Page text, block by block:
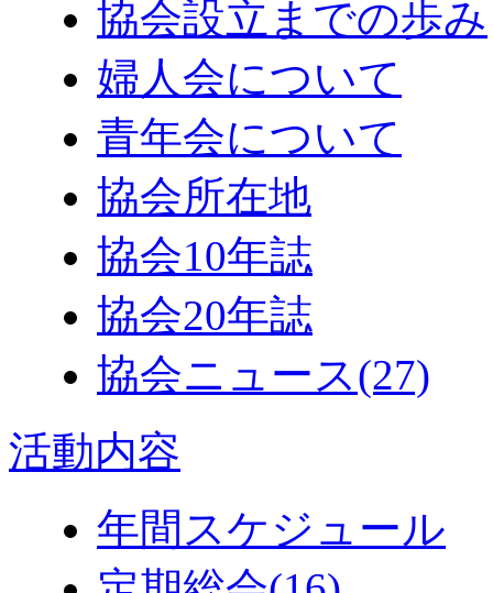
協会設立までの歩み
婦人会について
青年会について
協会所在地
協会10年誌
協会20年誌
協会ニュース(27)
活動内容
年間スケジュール